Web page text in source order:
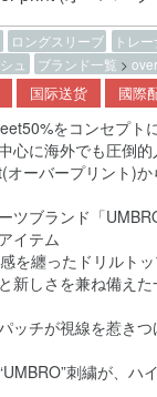
ロングスリーブ
トレ
ュ
ブランド一覧 >
国际送货 國際
をコンセプト
心に海外でも圧倒
オーバープリント)か
ツブランド「
イテム
を纏ったドリルト
新しさを兼ね備えた
ッチが視線を惹き
刺繍が、ハ